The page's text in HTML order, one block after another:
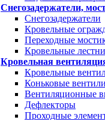
Снегозадержатели,
Снегозадержатели
Кровельные
Переходные
Кровельные
Кровельная
Кровельные
Коньковые
Вентиляционные
Дефлекторы
Проходные